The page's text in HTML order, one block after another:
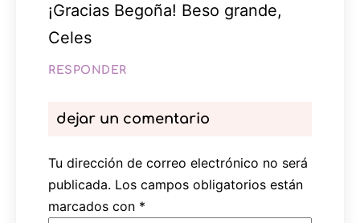
¡Gracias Begoña! Beso grande,
Celes
RESPONDER
dejar un comentario
Tu dirección de correo electrónico no será
publicada. Los campos obligatorios están
marcados con *